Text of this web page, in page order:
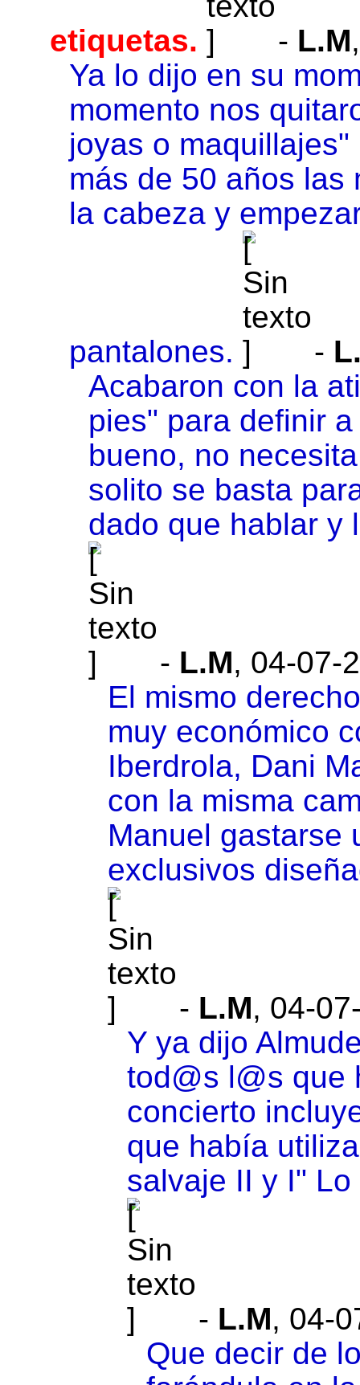
etiquetas. - L.M
Ya lo dijo en su
momento nos
joyas o
más de 50 años las
la cabeza y
pantalones. -
Acabaron con la
pies" para definir
bueno, no
solito se basta
dado que hablar y
- L.M, 04-07-
El mismo
muy económico
Iberdrola, Dani
con la misma
Manuel gastarse
exclusivos
- L.M, 04-
Y ya dijo
tod@s l@s que
concierto
que había
salvaje II y I"
- L.M, 04-
Que decir de